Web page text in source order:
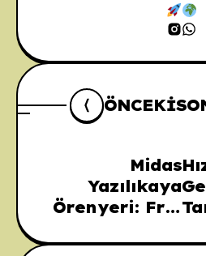
ÖNCEKI
Midas
Yazılıkaya
Örenyeri: Frig
Gizemli Anıtı